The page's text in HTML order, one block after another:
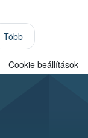
Több
Cookie beállítások